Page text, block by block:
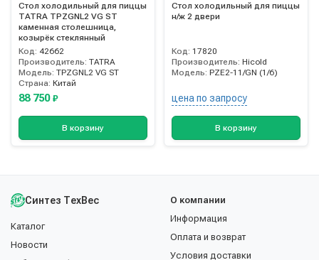
Стол холодильный для пиццы
TATRA TPZGNL2 VG ST
каменная столешница,
козырёк стеклянный
Код: 42662
Производитель: TATRA
Модель: TPZGNL2 VG ST
Страна: Китай
88 750 ₽
В корзину
Стол холодильный для пиццы
н/ж 2 двери
Код: 17820
Производитель: Hicold
Модель: PZE2-11/GN (1/6)
цена по запросу
В корзину
Синтез ТехВес
Каталог
Новости
О компании
Информация
Оплата и возврат
Условия доставки